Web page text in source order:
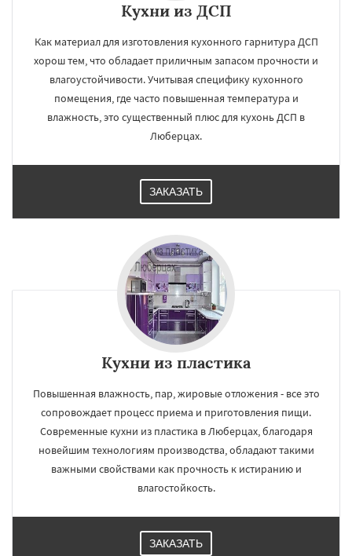
Работаем по
регионам
Мытищи
Ногинск Одинцово Озеры
Орехово-Зуево Павловский Посад
Протвино Пушкино
Рузф Сергиев Посад Серпухов
Купавна Ступино
Химки Хотьково
Шатура Щелково
Электрогорск Электросталь
Богородское
Быково
Кухни из ДСП
Как материал для изготовления кухонного гарнитура ДСП
хорош тем, что обладает приличным запасом прочности и
влагоустойчивости. Учитывая специфику кухонного
помещения, где часто повышенная температура и
влажность, это существенный плюс для кухонь ДСП в
Люберцах.
ЗАКАЗАТЬ
Кухни из пластика
Повышенная влажность, пар, жировые отложения - все это
сопровождает процесс приема и приготовления пищи.
Современные кухни из пластика в Люберцах, благодаря
новейшим технологиям производства, обладают такими
важными свойствами как прочность к истиранию и
влагостойкость.
ЗАКАЗАТЬ
УЗНАТЬ ПОДРОБНЕЕ
Даю согласие на обработку персональных данных